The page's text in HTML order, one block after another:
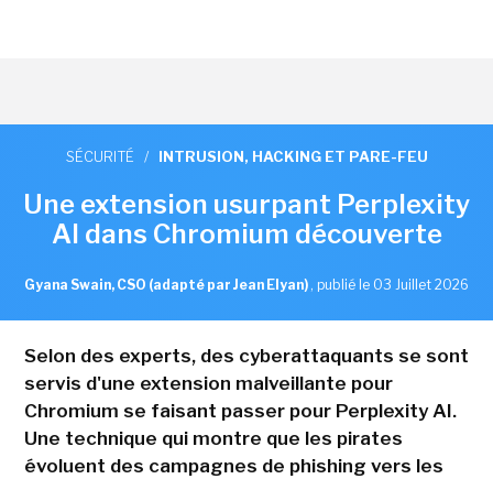
SÉCURITÉ / INTRUSION, HACKING ET PARE-FEU
Une extension usurpant Perplexity
AI dans Chromium découverte
Gyana Swain, CSO (adapté par Jean Elyan) , publié le 03 Juillet 2026
Selon des experts, des cyberattaquants se sont
servis d'une extension malveillante pour
Chromium se faisant passer pour Perplexity AI.
Une technique qui montre que les pirates
évoluent des campagnes de phishing vers les